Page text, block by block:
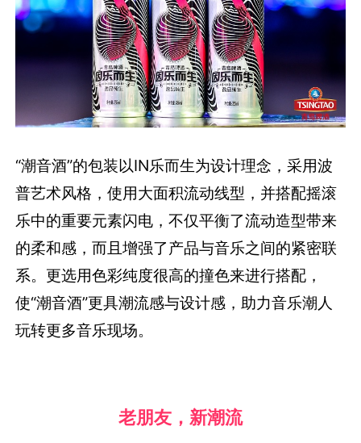
“潮音酒”的包装以IN乐而生为设计理念，采用波
普艺术风格，使用大面积流动线型，并搭配摇滚
乐中的重要元素闪电，不仅平衡了流动造型带来
的柔和感，而且增强了产品与音乐之间的紧密联
系。更选用色彩纯度很高的撞色来进行搭配，
使“潮音酒”更具潮流感与设计感，助力音乐潮人
玩转更多音乐现场。
老朋友，新潮流